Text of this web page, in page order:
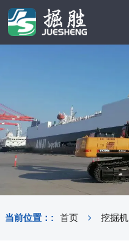
当前位置：: 首页 挖掘机